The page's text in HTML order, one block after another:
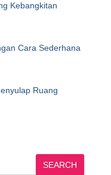
Kebangkitan
Cara Sederhana
Ruang
SEARCH